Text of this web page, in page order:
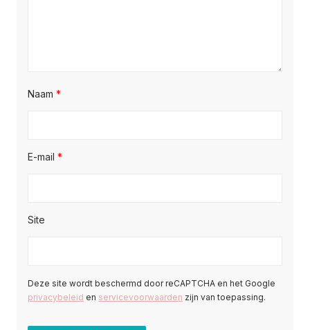
Naam *
E-mail *
Site
Deze site wordt beschermd door reCAPTCHA en het Google
privacybeleid en servicevoorwaarden zijn van toepassing.